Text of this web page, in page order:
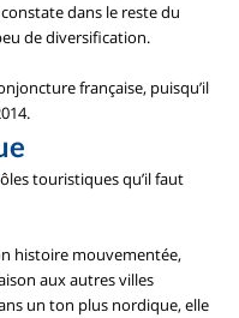
dans le reste du
de diversification.
française, puisqu’il
touristiques qu’il faut
histoire mouvementée,
aux autres villes
un ton plus nordique, elle